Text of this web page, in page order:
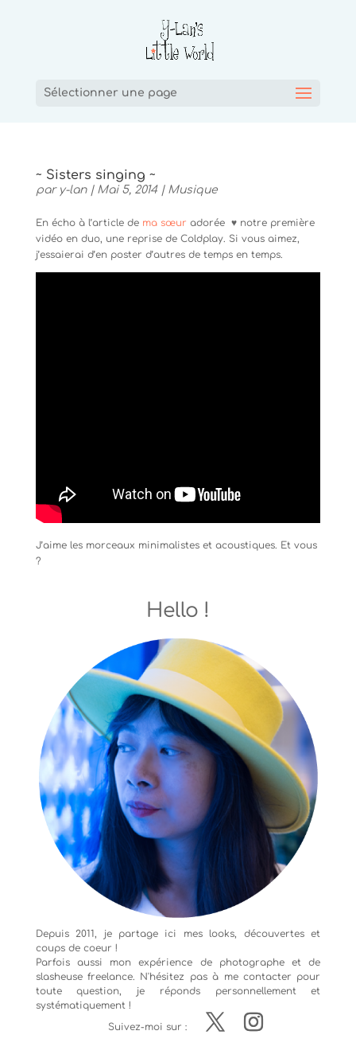
Sélectionner une page
~ Sisters singing ~
par y-lan| Mai 5, 2014| Musique
En écho à l’article de ma sœur adorée ♥ notre première
vidéo en duo, une reprise de Coldplay. Si vous aimez,
j’essaierai d’en poster d’autres de temps en temps.
J’aime les morceaux minimalistes et acoustiques. Et vous
?
Hello !
Depuis 2011, je partage ici mes looks, découvertes et
coups de coeur !
Parfois aussi mon expérience de photographeet de
slasheuse freelance. N'hésitez pas à me contacter pour
toute question, je réponds personnellement et
systématiquement !
Suivez-moi sur :